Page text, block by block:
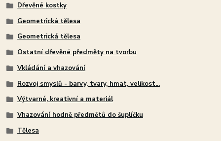
Dřevěné kostky
Geometrická tělesa
Geometrická tělesa
Ostatní dřevěné předměty na tvorbu
Vkládání a vhazování
Rozvoj smyslů - barvy, tvary, hmat, velikost...
Výtvarné, kreativní a materiál
Vhazování hodně předmětů do šuplíčku
Tělesa